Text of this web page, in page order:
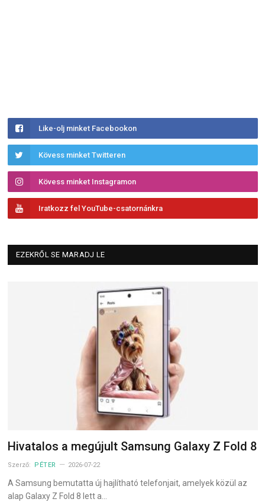
Like-olj minket Facebookon
Kövess minket Twitteren
Kövess minket Instagramon
Iratkozz fel YouTube-csatornánkra
EZEKRŐL SE MARADJ LE
Hivatalos a megújult Samsung Galaxy Z Fold 8
Szerző: PÉTER 2026-07-22
A Samsung bemutatta új hajlítható telefonjait, amelyek közül az
alap Galaxy Z Fold 8 lett a…